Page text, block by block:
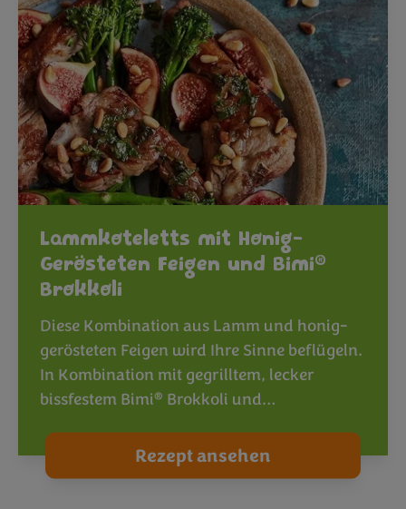
Lammkoteletts mit Honig-
Gerösteten Feigen und Bimi®
Brokkoli
Diese Kombination aus Lamm und honig-
gerösteten Feigen wird Ihre Sinne beflügeln.
In Kombination mit gegrilltem, lecker
bissfestem Bimi® Brokkoli und…
Rezept ansehen